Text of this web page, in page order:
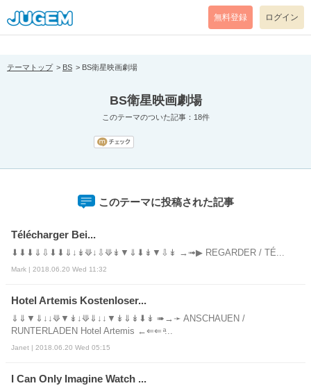
[pear_error: message="Success" code=0 mode=return level=notice
prefix="" info=""]
無料登録 ログイン
テーマトップ BS BS衛星映画劇場
BS衛星映画劇場
このテーマのついた記事：18件
このテーマに投稿された記事
Télécharger Bei...
⬇⬇⬇⇓⇩⬇⬇⇓↓↡⟱↓⇩⟱↡▼⇓⬇↡▼⇩↡ →➟▶ REGARDER / TÉ...
Mark | 2018.06.20 Wed 11:32
Hotel Artemis Kostenloser...
⇓⇓▼⇓↓↓⟱▼↡↓⟱⇓↓↓▼↡⇓↡⬇↡ ➠→➛ ANSCHAUEN /
RUNTERLADEN Hotel Artemis ←⇐⇐ ͣ...
Janet | 2018.06.20 Wed 05:15
I Can Only Imagine Watch ...